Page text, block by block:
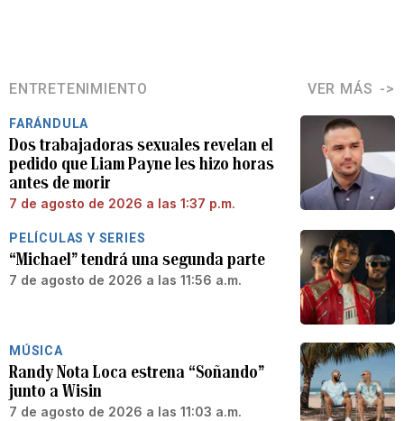
ENTRETENIMIENTO VER MÁS
FARÁNDULA
Dos trabajadoras sexuales revelan el
pedido que Liam Payne les hizo horas
antes de morir
7 de agosto de 2026 a las 1:37 p.m.
PELÍCULAS Y SERIES
“Michael” tendrá una segunda parte
7 de agosto de 2026 a las 11:56 a.m.
MÚSICA
Randy Nota Loca estrena “Soñando”
junto a Wisin
7 de agosto de 2026 a las 11:03 a.m.